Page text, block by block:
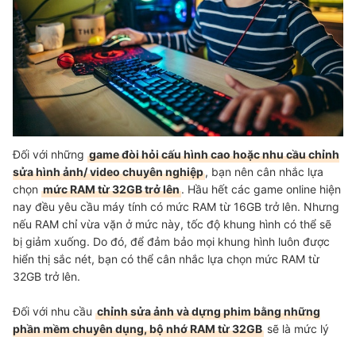
Đối với những game đòi hỏi cấu hình cao hoặc nhu cầu chỉnh
sửa hình ảnh/ video chuyên nghiệp, bạn nên cân nhắc lựa
chọn mức RAM từ 32GB trở lên. Hầu hết các game online hiện
nay đều yêu cầu máy tính có mức RAM từ 16GB trở lên. Nhưng
nếu RAM chỉ vừa vặn ở mức này, tốc độ khung hình có thể sẽ
bị giảm xuống. Do đó, để đảm bảo mọi khung hình luôn được
hiển thị sắc nét, bạn có thể cân nhắc lựa chọn mức RAM từ
32GB trở lên.
Đối với nhu cầu chỉnh sửa ảnh và dựng phim bằng những
phần mềm chuyên dụng, bộ nhớ RAM từ 32GB sẽ là mức lý